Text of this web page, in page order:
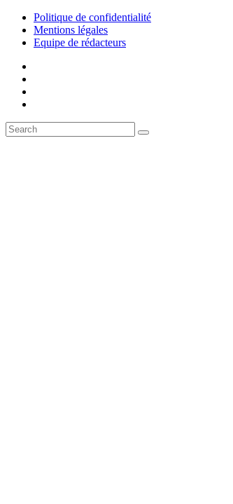
Politique de confidentialité
Mentions légales
Equipe de rédacteurs